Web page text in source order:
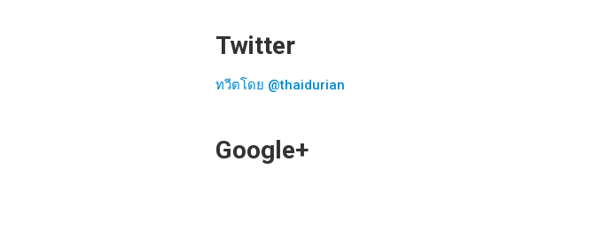
Twitter
ทวีตโดย @thaidurian
Google+